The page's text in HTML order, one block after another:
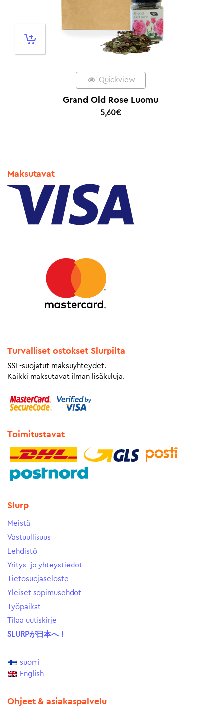
Quickview
Grand Old Rose Luomu
5,60€
Maksutavat
Turvalliset ostokset Slurpilta
SSL-suojatut maksuyhteydet.
Kaikki maksutavat ilman lisäkuluja.
Toimitustavat
Slurp
Meistä
Vastuullisuus
Lehdistö
Yritys- ja yhteystiedot
Tietosuojaseloste
Yleiset sopimusehdot
Työpaikat
Tilaa uutiskirje
SLURPが日本へ！
suomi
English
Ohjeet & asiakaspalvelu